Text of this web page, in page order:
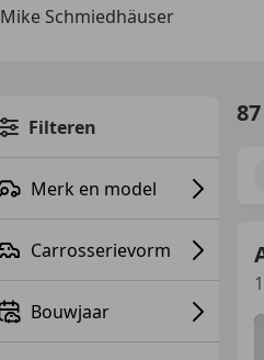
Mike Schmiedhäuser
Filteren
Merk en model
Carrosserievorm
Bouwjaar